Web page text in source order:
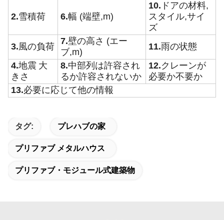
2.雪積荷 6.幅 (端壁,m)
10. ドアの材料,
スタイル,サイ
ズ
3.風の負荷
7.壁の高さ (エー
ブ,m)
11.雨の状態
4.地震 大
きさ
8.中部列は許容され
るか許容されないか
12.クレーンが
必要か不要か
13.必要に応じて他の情報
タグ: プレハブの家
プリファブ メタルハウス
プリファブ・モジュール式建築物